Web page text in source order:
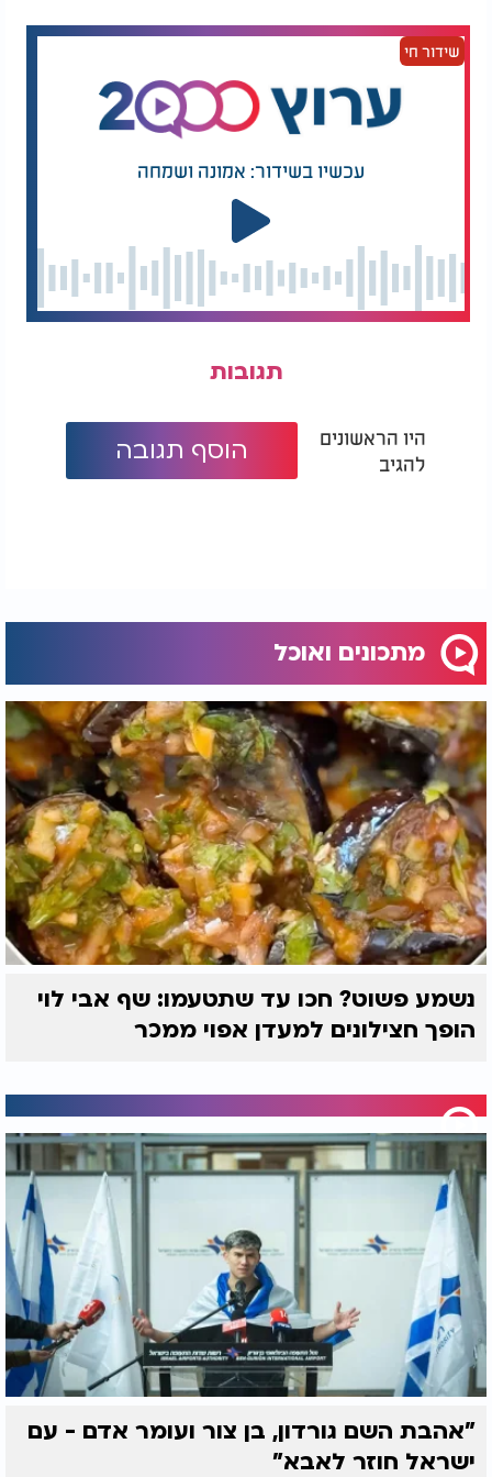
שידור חי
עכשיו בשידור: אמונה ושמחה
תגובות
היו הראשונים
להגיב
הוסף תגובה
מתכונים ואוכל
נשמע פשוט? חכו עד שתטעמו: שף אבי לוי
הופך חצילונים למעדן אפוי ממכר
"אהבת השם גורדון, בן צור ועומר אדם - עם
ישראל חוזר לאבא"